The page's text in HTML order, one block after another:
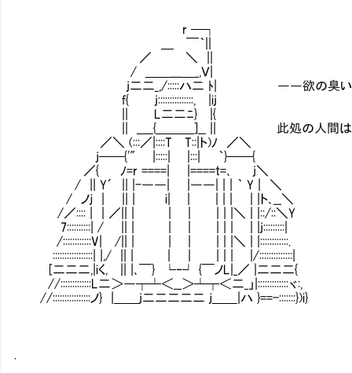
r ─┐
＿ ￣｀||
／ ＼ ||
/ ＿＿___＿_,Ｖ|
j二二_,/:::::ハ二 ﾄ| ――欲の臭いがし
f{ j:::::::::::::::, |ij
|| L二二ﾆ} |{
|| ＿_{＿＿＿]__ || 此処の人間は羽を得た代
／＼ (:::／|::::T T::|ト)ﾉ ／＼
j──{'" |:::::| |:::| ｀}──{
／{ ﾉ=r ====| |====t=､ j＼
/ || Y´ || |-――| |――| | | ｀ Y | ＼
/ ノｊ | || | i| | | | | | |ト､__＼
/／:::: | | ／|| | | | | | |＼ | |::/::＼Y
7::::::::::| / || | | | | | | | |j:::::::::|
/::::::::::::V| /|| | | | | | |＼ | |::::::::::::.
:::::::::::::::::| |,/ || | | | | | | |/::::::::::::::|
[二二二,|iく, || |､￣} └‐┘ {￣ノL|_／ |二二二{
//:::::::::::::L二＞―┬┴＜__＞┴┬＜二_」|:::::::::::::ヾ:,
//::::::::::::::::ノ} |＿＿j二二二二二 ｊ＿＿|ハ }==-:::::::})i}